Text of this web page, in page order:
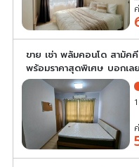
ขาย เช่า พลัมคอนโด สามั
พร้อมราคาสุดพิเศษ บอกเล